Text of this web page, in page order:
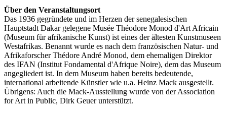
Über den Veranstaltungsort
Das 1936 gegründete und im Herzen der senegalesischen
Hauptstadt Dakar gelegene Musée Théodore Monod d'Art Africain
(Museum für afrikanische Kunst) ist eines der ältesten Kunstmuseen
Westafrikas. Benannt wurde es nach dem französischen Natur- und
Afrikaforscher Thédore André Monod, dem ehemaligen Direktor
des IFAN (Institut Fondamental d'Afrique Noire), dem das Museum
angegliedert ist. In dem Museum haben bereits bedeutende,
international arbeitende Künstler wie u.a. Heinz Mack ausgestellt.
Übrigens: Auch die Mack-Ausstellung wurde von der Association
for Art in Public, Dirk Geuer unterstützt.